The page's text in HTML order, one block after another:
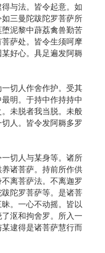
与法。皆令起意。如
三曼陀跋陀罗菩萨所
泥黎中薜荔禽兽勤苦
萨处。皆令生须呵摩
好心。具足遍发阿耨
切人作舍作护。受其
明。于持中作持持中
未脱者我当脱。未般
人。皆令发阿耨多罗
切人与某身等。诸所
诸菩萨。持前所作供
离菩萨法。不离迦罗
陀罗菩萨等。是诸菩
。一心不动摇。皆以
沤和拘舍罗。所入一
逮得是诸菩萨慧行而